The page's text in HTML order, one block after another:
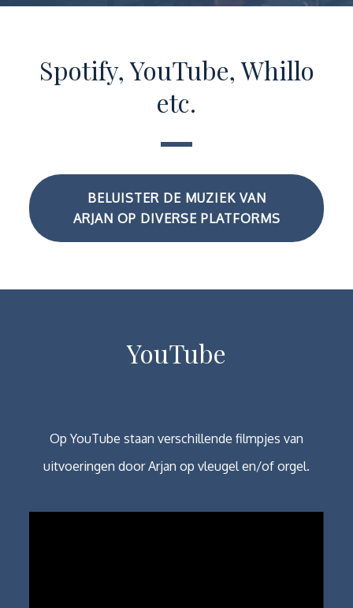
Spotify, YouTube, Whillo
etc.
BELUISTER DE MUZIEK VAN
ARJAN OP DIVERSE PLATFORMS
YouTube
Op YouTube staan verschillende filmpjes van
uitvoeringen door Arjan op vleugel en/of orgel.